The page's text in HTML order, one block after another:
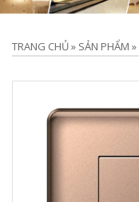
TRANG CHỦ» SẢN PHẨM »